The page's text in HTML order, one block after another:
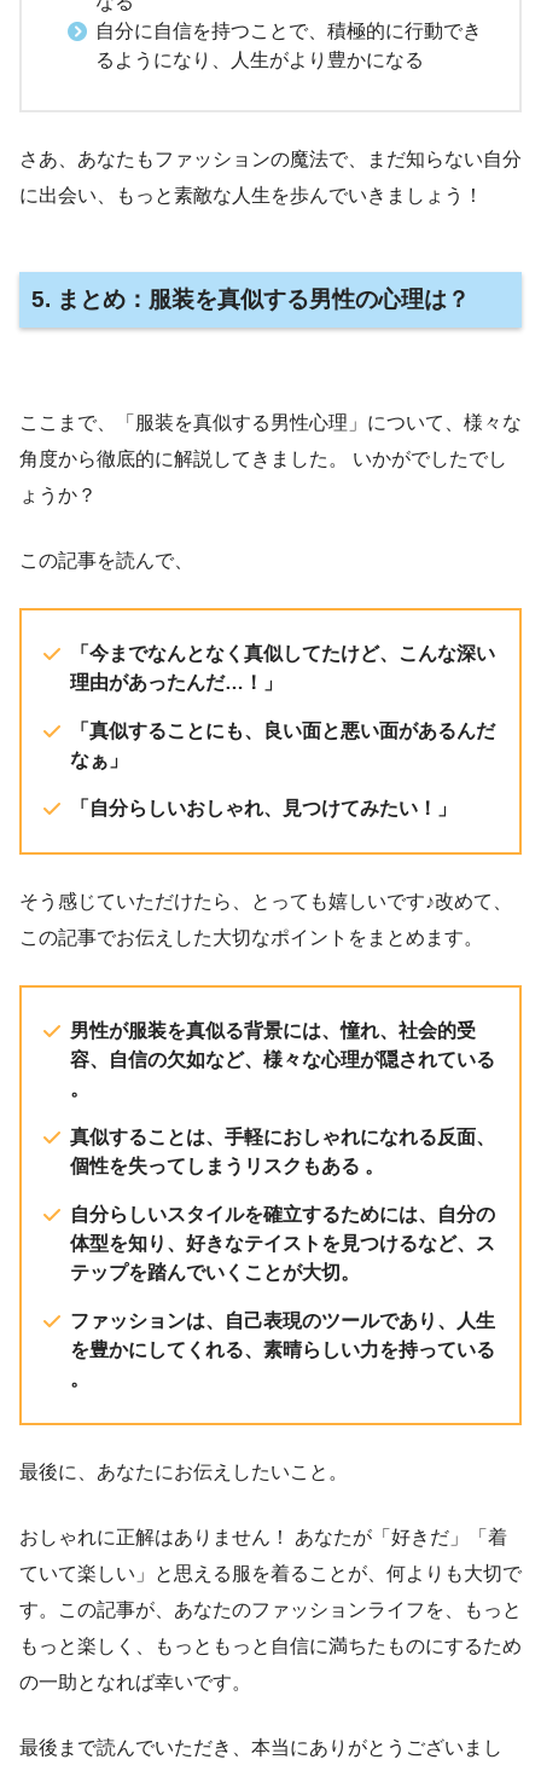
自分に自信を持つことで、積極的に行動でき
るようになり、人生がより豊かになる
さあ、あなたもファッションの魔法で、まだ知らない自分
に出会い、もっと素敵な人生を歩んでいきましょう！
5. まとめ：服装を真似する男性の心理は？
ここまで、「服装を真似する男性心理」について、様々な
角度から徹底的に解説してきました。 いかがでしたでし
ょうか？
この記事を読んで、
「今までなんとなく真似してたけど、こんな深い
理由があったんだ…！」
「真似することにも、良い面と悪い面があるんだ
なぁ」
「自分らしいおしゃれ、見つけてみたい！」
そう感じていただけたら、とっても嬉しいです♪改めて、
この記事でお伝えした大切なポイントをまとめます。
男性が服装を真似る背景には、憧れ、社会的受
容、自信の欠如など、様々な心理が隠されている
。
真似することは、手軽におしゃれになれる反面、
個性を失ってしまうリスクもある 。
自分らしいスタイルを確立するためには、自分の
体型を知り、好きなテイストを見つけるなど、ス
テップを踏んでいくことが大切。
ファッションは、自己表現のツールであり、人生
を豊かにしてくれる、素晴らしい力を持っている
。
最後に、あなたにお伝えしたいこと。
おしゃれに正解はありません！ あなたが「好きだ」「着
ていて楽しい」と思える服を着ることが、何よりも大切で
す。この記事が、あなたのファッションライフを、もっと
もっと楽しく、もっともっと自信に満ちたものにするため
の一助となれば幸いです。
最後まで読んでいただき、本当にありがとうございまし